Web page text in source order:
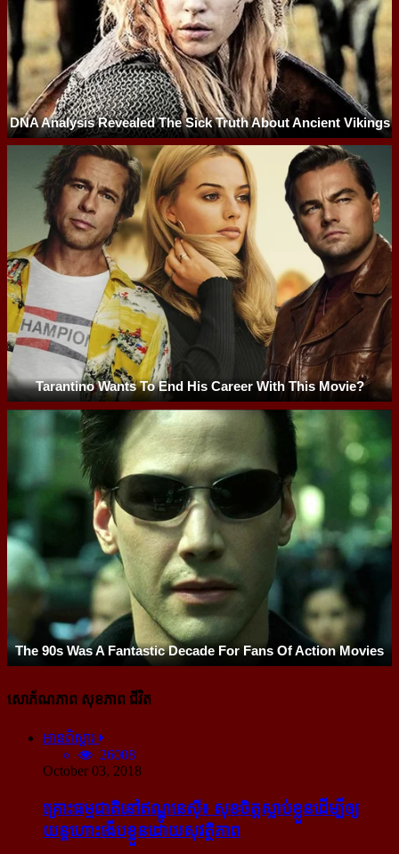
សោភ័ណភាព សុខភាព ជីវិត
អានពិស្ដារ
26008
October 03, 2018
គ្រោះធម្មជាតិនៅឥណ្ឌូនេស៊ី៖ សុខចិត្ត​ស្លាប់​ខ្លួន​ដើម្បី​ឲ្យ​
យន្ដហោះ​ងើប​ខ្លួន​ដោយ​សុវត្ថិភាព